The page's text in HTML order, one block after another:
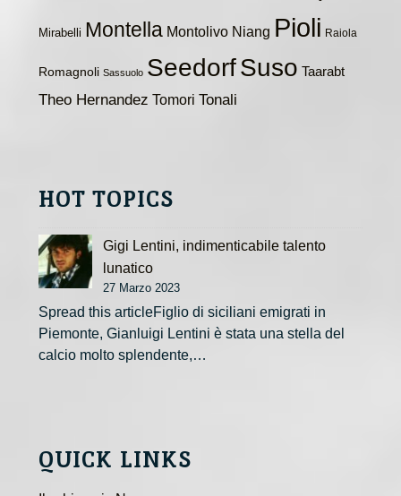
Mirabelli Montella Montolivo Niang Pioli Raiola
Romagnoli Sassuolo SeedorfSuso Taarabt
Theo Hernandez Tomori Tonali
HOT TOPICS
Gigi Lentini, indimenticabile talento
lunatico
27 Marzo 2023
Spread this articleFiglio di siciliani emigrati in
Piemonte, Gianluigi Lentini è stata una stella del
calcio molto splendente,…
QUICK LINKS